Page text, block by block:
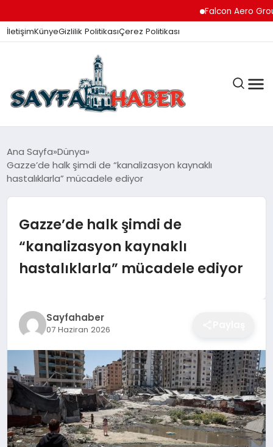
Falcon Aero Group,
İletişimKünyeGizlilik PolitikasıÇerez Politikası
ANA SAYFA
GÜNDEM
İZMIR HABERLERI
EKONOMI
SAĞLIK
SPOR
Ana Sayfa Dünya
Gazze’de halk şimdi de “kanalizasyon kaynaklı
hastalıklarla” mücadele ediyor
Gazze’de halk şimdi de
“kanalizasyon kaynaklı
hastalıklarla” mücadele ediyor
Sayfahaber
07 Haziran 2026